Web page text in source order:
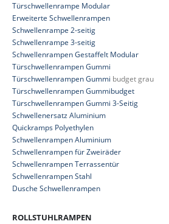
Türschwellenrampe Modular
Erweiterte Schwellenrampen
Schwellenrampe 2-seitig
Schwellenrampe 3-seitig
Schwellenrampen Gestaffelt Modular
Türschwellenrampen Gummi
Türschwellenrampen Gummi budget grau
Türschwellenrampen Gummibudget
Türschwellenrampen Gummi 3-Seitig
Schwellenersatz Aluminium
Quickramps Polyethylen
Schwellenrampen Aluminium
Schwellenrampen für Zweiräder
Schwellenrampen Terrassentür
Schwellenrampen Stahl
Dusche Schwellenrampen
ROLLSTUHLRAMPEN